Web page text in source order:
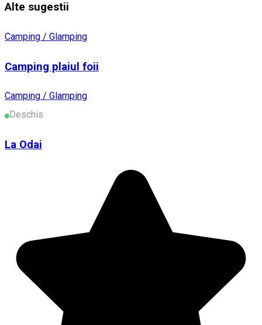
Alte sugestii
Camping / Glamping
Camping plaiul foii
Camping / Glamping
Deschis
La Odai